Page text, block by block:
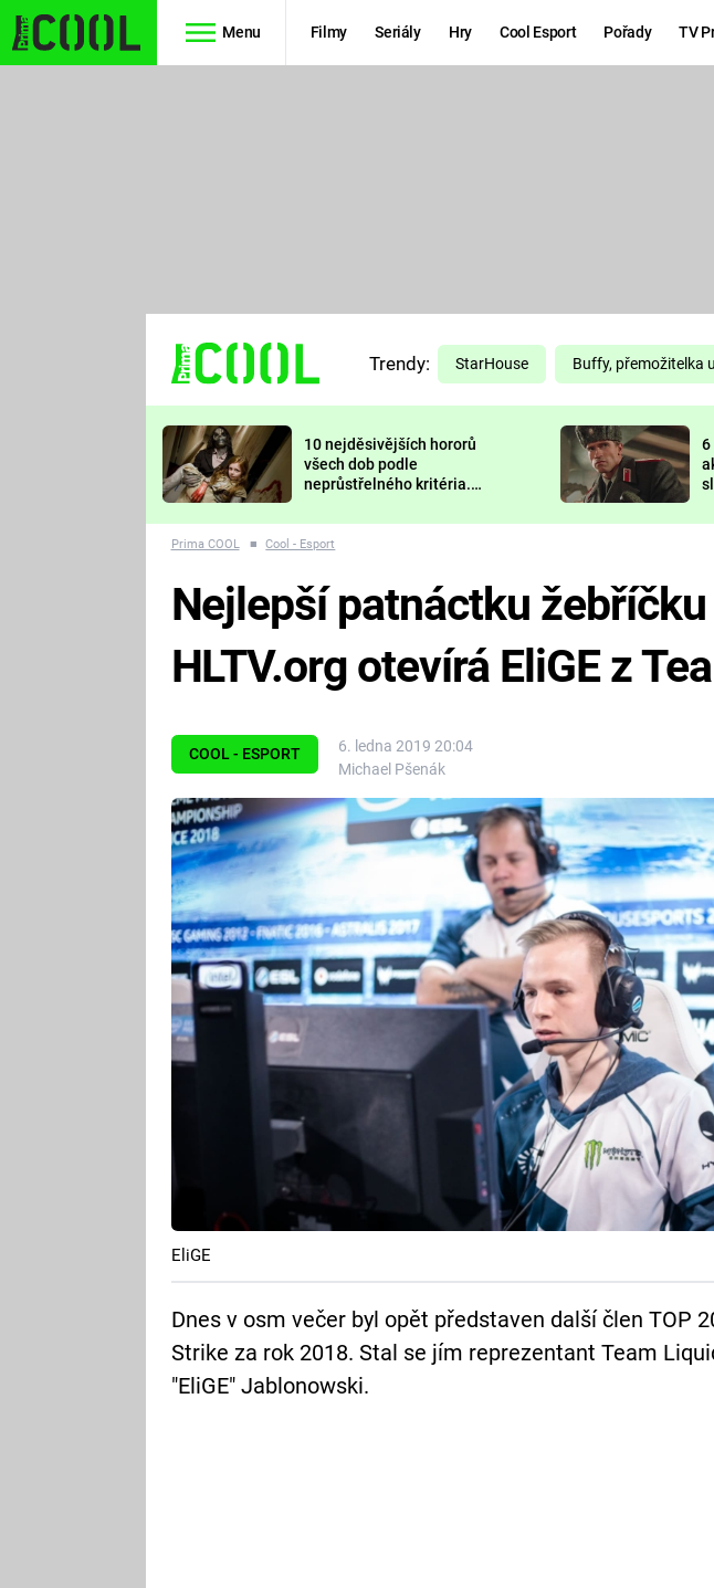
Menu Filmy Seriály Hry Cool Esport Pořady TV
TŘESKU
FUTURAMA
PREDÁTOR
Trendy: StarHouse Buffy, přemožitelka
10 nejděsivějších hororů
všech dob podle
neprůstřelného kritéria.
nejvíc zvednou tep?
6
Prima COOL ■ Cool - Esport
COOL - ESPORT
6. ledna 2019 20:04
Michael Pšenák
Nejlepší patnáctku žebříčku
HLTV.org otevírá EliGE z
EliGE
Dnes v osm večer byl opět představen další člen TOP
Strike za rok 2018. Stal se jím reprezentant Team
"EliGE" Jablonowski.